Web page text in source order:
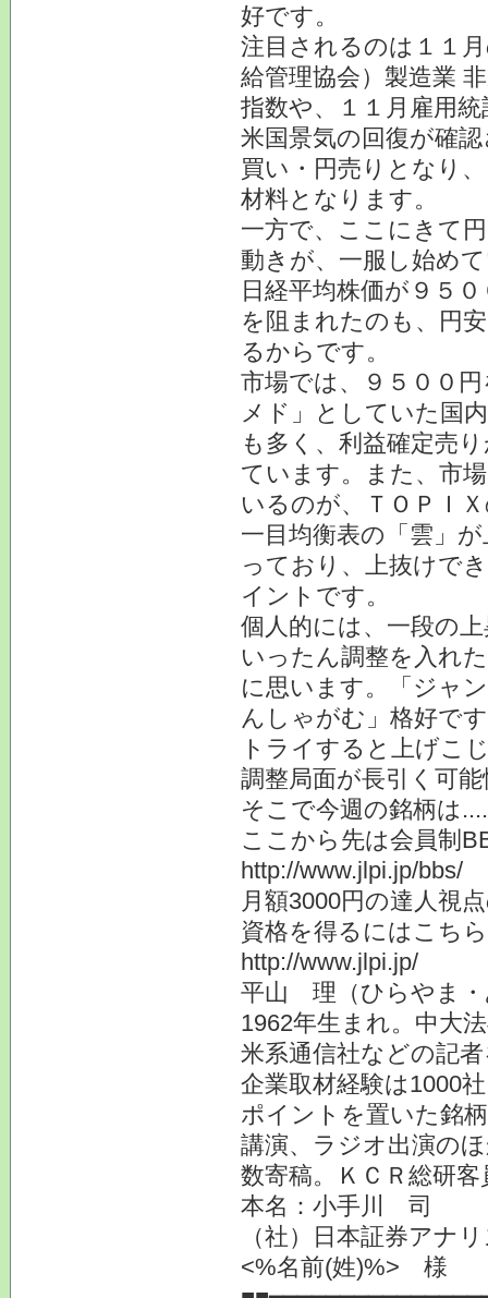
好です。
注目されるのは１１
給管理協会）製造業
指数や、１１月雇用
米国景気の回復が確
買い・円売りとなり
材料となります。
一方で、ここにきて
動きが、一服し始め
日経平均株価が９５
を阻まれたのも、円
るからです。
市場では、９５００
メド」としていた国
も多く、利益確定売
ています。また、市
いるのが、ＴＯＰＩ
一目均衡表の「雲」
っており、上抜けで
イントです。
個人的には、一段の
いったん調整を入れ
に思います。「ジャ
んしゃがむ」格好で
トライすると上げこ
調整局面が長引く可
そこで今週の銘柄は
ここから先は会員制
http://www.jlpi.jp/bbs/
月額3000円の達人視
資格を得るにはこち
http://www.jlpi.jp/
平山 理（ひらやま・
1962年生まれ。中大
米系通信社などの記
企業取材経験は1000
ポイントを置いた銘
講演、ラジオ出演の
数寄稿。ＫＣＲ総研
本名：小手川 司
（社）日本証券アナ
<%名前(姓)%> 様